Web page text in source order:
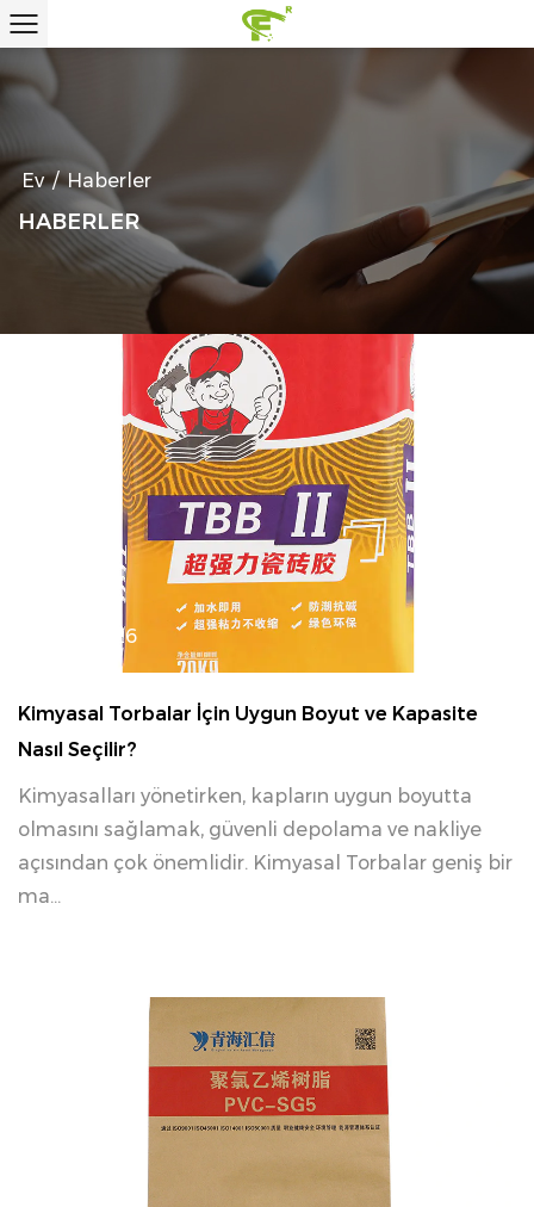
Ev/Haberler
HABERLER
05 01, 2026
Kimyasal Torbalar İçin Uygun Boyut ve Kapasite
Nasıl Seçilir?
Kimyasalları yönetirken, kapların uygun boyutta
olmasını sağlamak, güvenli depolama ve nakliye
açısından çok önemlidir. Kimyasal Torbalar geniş bir
ma...